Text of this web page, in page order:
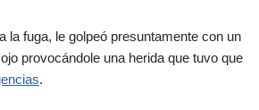
la fuga, le golpeó presuntamente con un
provocándole una herida que tuvo que
.